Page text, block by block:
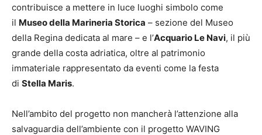
contribuisce a mettere in luce luoghi simbolo come
il Museo della Marineria Storica – sezione del Museo
della Regina dedicata al mare – e l’Acquario Le Navi, il più
grande della costa adriatica, oltre al patrimonio
immateriale rappresentato da eventi come la festa
di Stella Maris.
Nell’ambito del progetto non mancherà l’attenzione alla
salvaguardia dell’ambiente con il progetto WAVING